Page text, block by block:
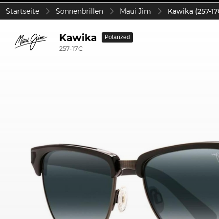
Startseite Sonnenbrillen Maui Jim Kawika (257-
Kawika
257-17C
Polarized